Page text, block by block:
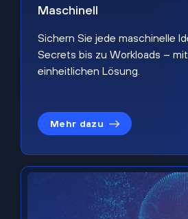
Maschinell
Sichern Sie jede maschinelle
Secrets bis zu Workloads –
einheitlichen Lösung.
Mehr dazu